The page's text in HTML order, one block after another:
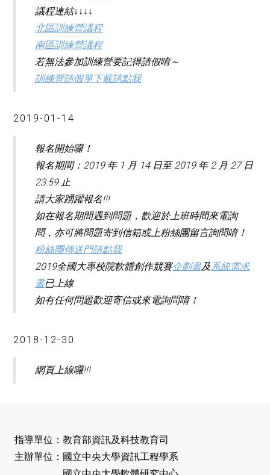
議程連結↓↓↓↓
北區訓練營議程
南區訓練營議程
若無法參加訓練營要記得請假唷～
訓練營請假單下載請點我
2019-01-14
報名開始囉！
報名期間：2019 年 1 月 14 日至 2019 年 2 月 27 日
23:59 止
請大家踴躍報名!!!
如在報名期間遇到問題，歡迎於上班時間來電詢
問，亦可將問題寄到信箱或上粉絲團留言詢問唷！
粉絲團傳送門請點我
2019全國大專校院軟體創作競賽企劃書及系統需求
書已上線
如有任何問題歡迎寄信或來電詢問唷！
2018-12-30
網頁上線囉!!!
指導單位：教育部資訊及科技教育司
主辦單位：國立中央大學資訊工程學系